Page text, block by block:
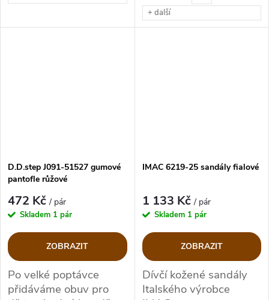
+ další
D.D.step J091-51527 gumové
pantofle růžové
472 Kč/ pár
Skladem 1 pár
ZOBRAZIT
Po velké poptávce
přidáváme obuv pro
IMAC 6219-25 sandály fialové
1 133 Kč/ pár
Skladem 1 pár
ZOBRAZIT
Dívčí kožené sandály
Italského výrobce